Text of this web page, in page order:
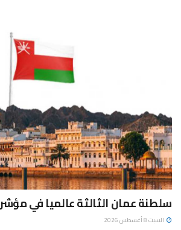
سلطنة عمان الثالثة عالميا في
السبت 8 أغسطس 2026